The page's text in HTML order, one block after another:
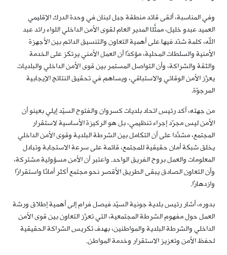
وفي المناسبة، ألقى قائد منطقة جبل لبنان في وحدة الدرك الإقليمي
العميد عبدو خليل، ممثّلًا المدير العام لقوى الأمن الداخلي اللواء رائد عبد
الله، كلمة شدّد فيها على أهمية التعاون والتنسيق الدائم بين الأجهزة
الأمنية والسلطات المحلية، مؤكدًا أن العمل الأمني يرتكز على الخدمة
والثقة والشراكة، وأن التواصل المستمر بين قوى الأمن الداخلي والبلديات
يعزّز الأمن الوقائي والاستباقي، ويساهم في تحقيق النتائج الإيجابية
المرجوّة.
من جهته، أكد رئيس اتحاد بلديات كسروان والفتوح السيّد إيلي بعينو أن
الأمن ليس مجرّد إجراء تنظيمي، بل هو الركيزة الأساسية لاستقرار
المجتمع، مشدّدًا على أن التكامل بين الشرطة البلدية وقوى الأمن الداخلي
يخلق شبكة أمان حقيقية للمجتمع، قائمة على سرعة الاستجابة وتبادل
المعلومات والعمل بروح الفريق الواحد. واعتبر أن الأمن مسؤولية مشتركة،
وأن التعاون الصادق يبقى الطريق الأقصر نحو مجتمع أكثر أمانًا واستقرارًا
وازدهارًا.
بدوره، أشار رئيس بلدية جونية السيّد فيصل فرام إلى أهمية إطلاق ورشة
العمل حول مفهوم الشرطة المجتمعية، التي تعزّز التعاون بين قوى الأمن
الداخلي والشرطة البلدية والمواطنين، بهدف تكريس الشراكة الحقيقية
لحفظ الأمن وتعزيز الاستقرار وخدمة المواطن.